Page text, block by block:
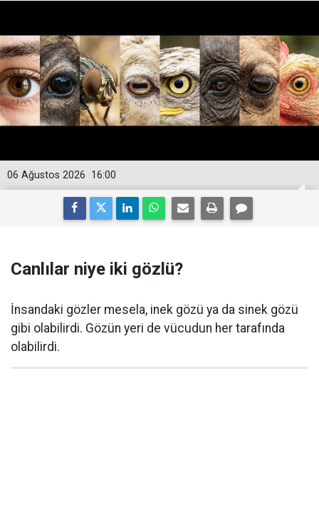
16:00
06 Ağustos 2026
Canlılar niye iki gözlü?
İnsandaki gözler mesela, inek gözü ya da sinek gözü
gibi olabilirdi. Gözün yeri de vücudun her tarafında
olabilirdi.